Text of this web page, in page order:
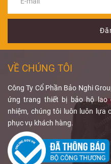
tạo, ứng dụng
chọn thiết bị
phù hợp.
tếphù hợp và
những lưu ý khi
sử dụng PPE
chống bức xạ
tay
phòng X-
quang, phòng
can thiệp và
khu vực có máy
C-arm. Để đạt
phù hợp, người
dùng cần quan
tâm đếntạp dề
chì chống tia
, độ tương
đương chì,
phạm vi che
VỀ CHÚNG TÔI
Công Ty Cổ Phần Bảo Nghi
ứng trang thiết bị bảo hộ lao
nhiệm, chúng tôi luôn luôn lựa
phục vụ khách hàng.